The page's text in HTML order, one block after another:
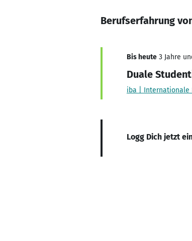
Berufserfahrung
Bis heute 3 Jahre
Duale
iba | Internationale
Logg Dich jetzt